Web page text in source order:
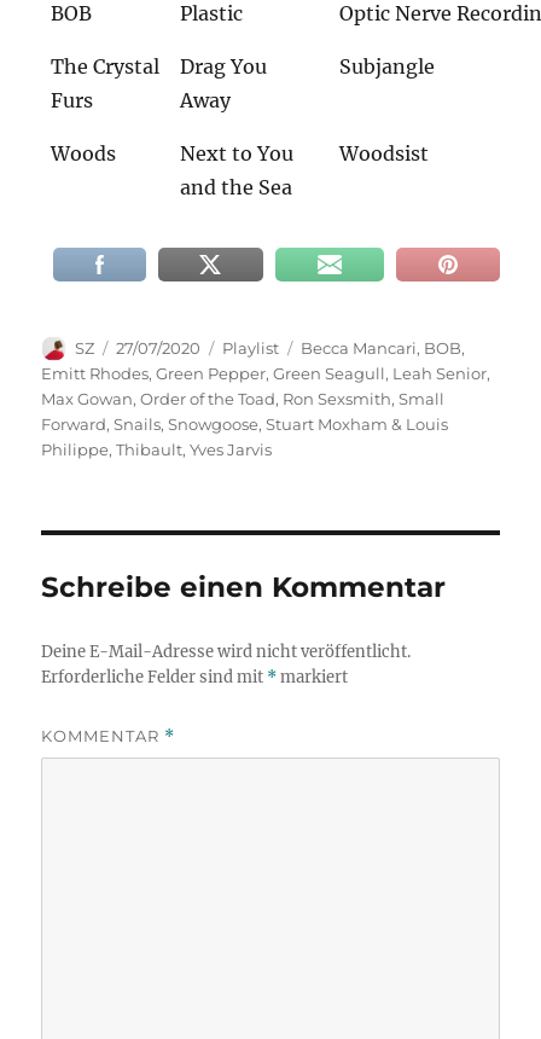
BOB Plastic Optic Nerve
The Crystal
Furs
Drag You
Away
Subjangle
Woods
Next to You
and the Sea
Woodsist
Autor
SZ
Veröffentlicht
am
27/07/2020 Kategorien
Playlist Schlagwörter
Becca Mancari, BOB,
Emitt Rhodes,Green Pepper,Green Seagull, Leah Senior,
Max Gowan,Order of the Toad, Ron Sexsmith,Small
Forward,Snails,Snowgoose,Stuart Moxham & Louis
Philippe,Thibault,Yves Jarvis
Schreibe einen Kommentar
Deine E-Mail-Adresse wird nicht veröffentlicht.
Erforderliche Felder sind mit *markiert
KOMMENTAR *